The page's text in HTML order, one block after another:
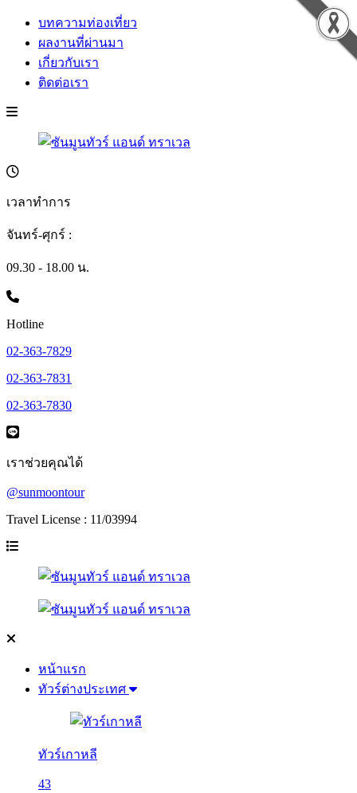
บทความท่องเที่ยว
ผลงานที่ผ่านมา
เกี่ยวกับเรา
ติดต่อเรา
เวลาทำการ
จันทร์-ศุกร์ :
09.30 - 18.00 น.
Hotline
02-363-7829
02-363-7831
02-363-7830
เราช่วยคุณได้
@sunmoontour
Travel License : 11/03994
หน้าแรก
ทัวร์ต่างประเทศ
ทัวร์เกาหลี
43